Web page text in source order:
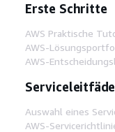
Erste Schritte
AWS Praktische
AWS-
AWS-
Auswahl eines
AWS-